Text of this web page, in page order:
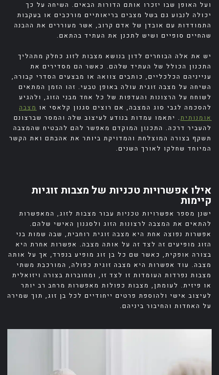
ועל האופן שבו יזכרו אותם הדורות הבאים. השיחה על כך
יכולה לנבוע גם בשל מצבים בריאותיים מורכבים או בעקבות
התמודדות עם אובדן של אדם קרוב, אשר מעוררים את ההבנה
שהחיים סופיים ושיש לתכנן את העתיד בהתאם.
יש את אלה הבוחרים לדון בנושא מצבות לזוג כחלק מתהליך
התכנון הכולל של העתיד שלהם. כאשר הם מסדירים את
ענייניהם הכלכליים, כותבים צוואה או מבצעים הסדרי קבורה,
השיחה על מצבה זוגית עולה באופן טבעי. זהו הזמן המתאים
לשוחח על הרצונות והעדפות של כל אחד מבני הזוג, ולהגיע
להסכמה לגבי סוג המצבה, אם רוצים סגנון קלאסי או מצבה
אומנותית. יתאמו עמדות בנודע לעיצוב שלה והמסר שברצונם
להעביר דרכה. התכנון המוקדם מאפשר להם להבטיח שהמצבה
תשקף בצורה המוצלחת והמדויקת ביותר את אהבתם ואת הקשר
המיוחד שחלקו לאורך השנים.
אילו אפשרויות טכניות של מצבות זוגיות
קיימות
ישנן מספר אפשרויות טכניות עבור מצבות לזוג, המאפשרות
להתאים את המצבה לרצונות הזוג ולסגנון האישי שלהם.
אפשרות נפוצה אחת היא מצבה זוגית רוחבית, שבה שמות בני
הזוג מופיעים זה לצד זה על אותה מצבה. אפשרות אחרת היא
בצורה אופקית, כאשר שם כל בן זוג מופיע בנפרד, אך על אותה
מצבה. עוד אפשרות היא מצבה זוגית כפולה, המורכבת משתי
מצבות נפרדות העומדות זו לצד זו, ומחוברות בצורה ויזואלית
או פיזית. לעומתן, מצבות כפולות מאפשרות מרחב רב יותר
לעיצוב אישי ולהוספת פרטים ייחודיים לכל בן זוג, תוך שמירה
על האחדות והחיבור ביניהם.